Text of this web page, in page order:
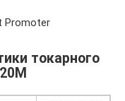
Promoter
токарного